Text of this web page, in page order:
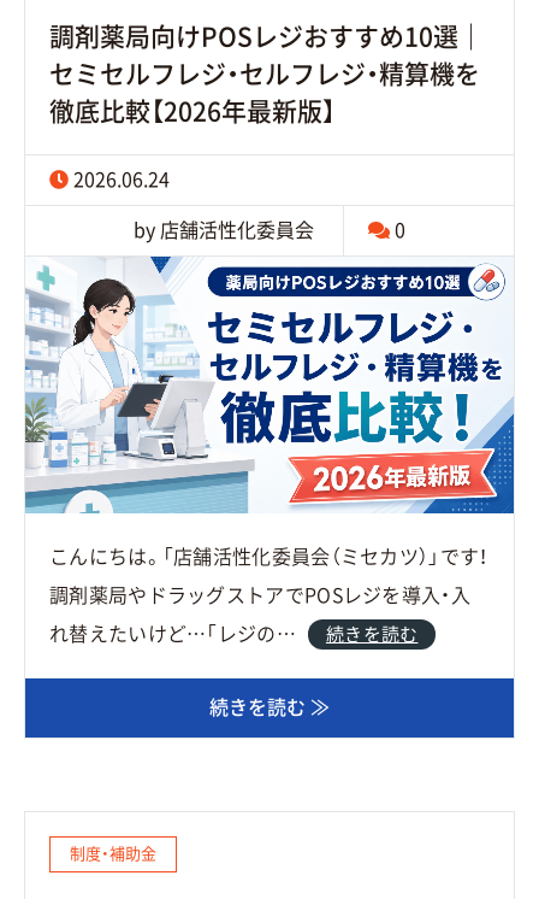
調剤薬局向けPOSレジおすすめ10選｜
セミセルフレジ・セルフレジ・精算機を
徹底比較【2026年最新版】
2026.06.24
by 店舗活性化委員会 0
こんにちは。「店舗活性化委員会（ミセカツ）」です！
調剤薬局やドラッグストアでPOSレジを導入・入
れ替えたいけど…「レジの…
続きを読む
続きを読む ≫
制度・補助金